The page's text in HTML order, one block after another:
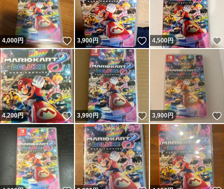
4,000円 いいね！
3,900円 いいね！
4,500円
4,200円 いいね！
3,990円 いいね！
3,900円